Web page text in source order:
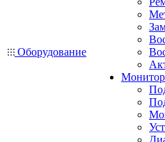
Оборудование